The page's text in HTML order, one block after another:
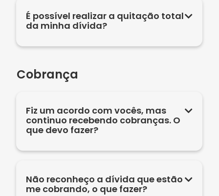
É possível realizar a quitação total
da minha dívida?
Cobrança
Fiz um acordo com vocês, mas
continuo recebendo cobranças. O
que devo fazer?
Não reconheço a dívida que estão
me cobrando, o que fazer?